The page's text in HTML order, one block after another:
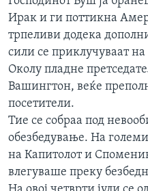
Ирак и ги поттикна
трпеливи додека
сили се приклучуваат
Околу пладне
Вашингтон, веќе
посетители.
Тие се собраа под
обезбедување. На
на Капитолот и
влегуваше преку